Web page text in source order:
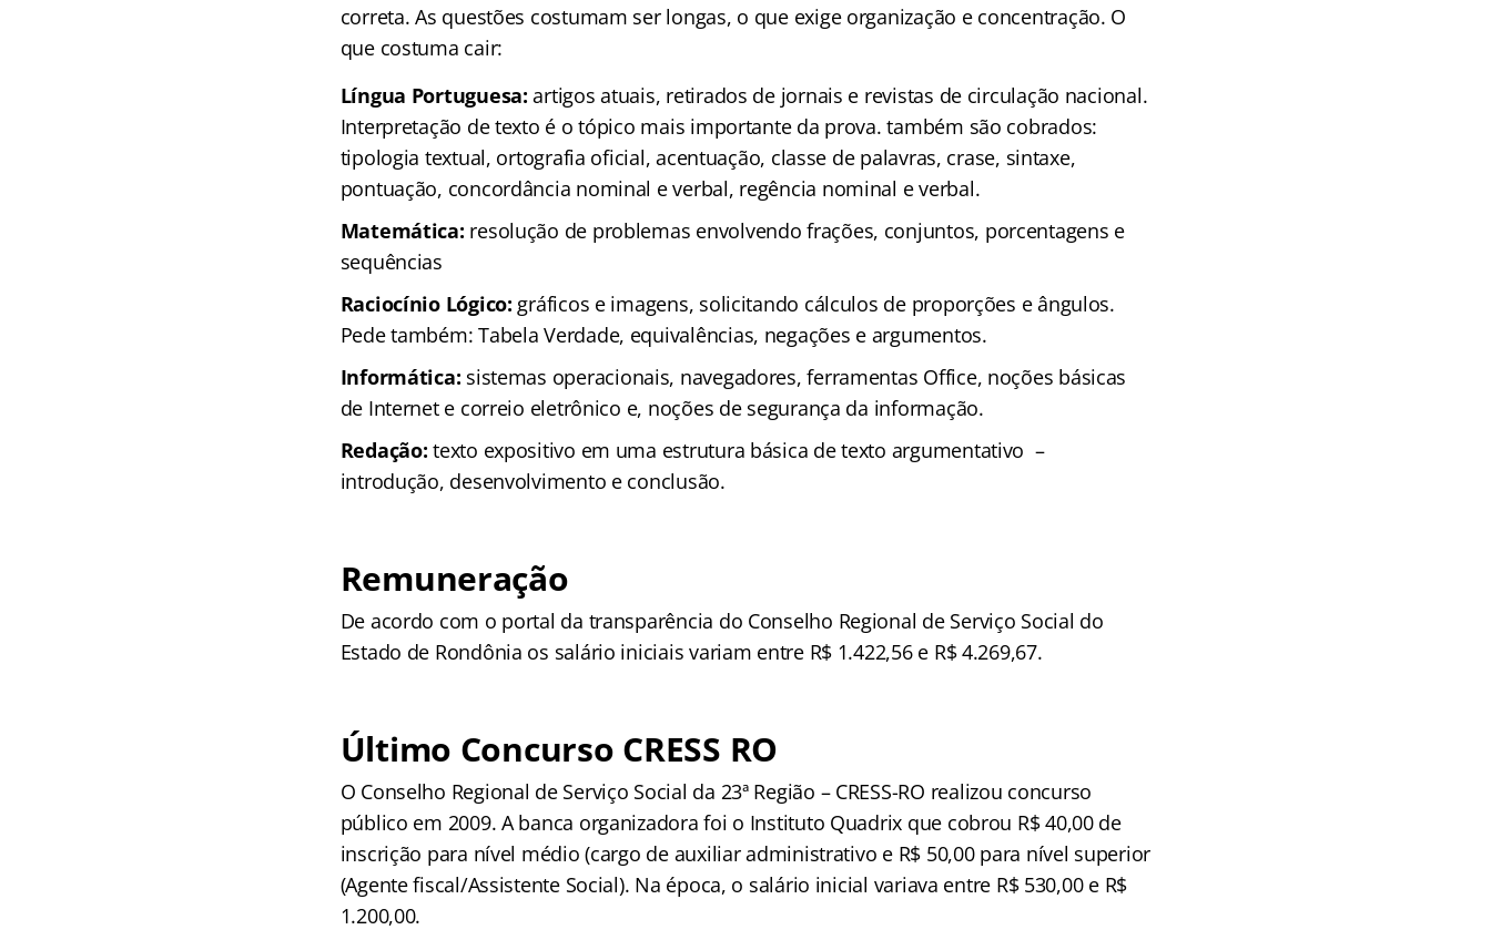
correta. As questões costumam ser longas, o que exige organização e concentração. O
que costuma cair:
Língua Portuguesa: artigos atuais, retirados de jornais e revistas de circulação nacional.
Interpretação de texto é o tópico mais importante da prova. também são cobrados:
tipologia textual, ortografia oficial, acentuação, classe de palavras, crase, sintaxe,
pontuação, concordância nominal e verbal, regência nominal e verbal.
Matemática: resolução de problemas envolvendo frações, conjuntos, porcentagens e
sequências
Raciocínio Lógico: gráficos e imagens, solicitando cálculos de proporções e ângulos.
Pede também: Tabela Verdade, equivalências, negações e argumentos.
Informática: sistemas operacionais, navegadores, ferramentas Office, noções básicas
de Internet e correio eletrônico e, noções de segurança da informação.
Redação: texto expositivo em uma estrutura básica de texto argumentativo –
introdução, desenvolvimento e conclusão.
Remuneração
De acordo com o portal da transparência do Conselho Regional de Serviço Social do
Estado de Rondônia os salário iniciais variam entre R$ 1.422,56 e R$ 4.269,67.
Último Concurso CRESS RO
O Conselho Regional de Serviço Social da 23ª Região – CRESS-RO realizou concurso
público em 2009. A banca organizadora foi o Instituto Quadrix que cobrou R$ 40,00 de
inscrição para nível médio (cargo de auxiliar administrativo e R$ 50,00 para nível superior
(Agente fiscal/Assistente Social). Na época, o salário inicial variava entre R$ 530,00 e R$
1.200,00.